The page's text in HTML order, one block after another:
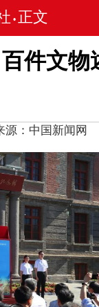
• 正文
件文物
：中国新闻网